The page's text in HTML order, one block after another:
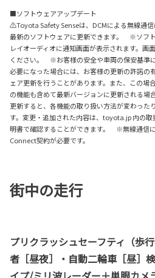
■ソフトウェアアップデート
⚠Toyota Safety Senseは、DCMによる無線通
最新のソフトウェアに更新できます。 ※ソフ
レイオーディオに通知画面が表示されます。画
ください。 ※お客様の安全や車両の保安基準
必要になった場合には、お客様の更新の許諾の
ェア更新を行うことがあります。また、この場
の機能も含めて最新バージョンに更新される
更新すると、各機能の取り扱い方法が変わった
す。変更・追加された内容は、toyota.jp 内の
明書で確認することができます。 ※無線通信
Connect契約が必要です。
街中の走行
プリクラッシュセーフティ（歩
者［昼夜］・自動二輪車［昼］